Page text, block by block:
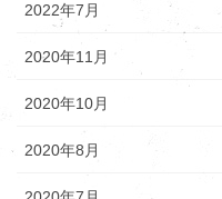
2022年7月
2020年11月
2020年10月
2020年8月